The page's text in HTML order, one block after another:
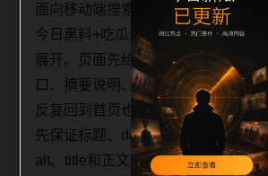
面向移动端搜索和站内连续阅读场
今日黑料+吃瓜免费合集、黑料合集
展开。页面先给出清晰主题，再补充
口、摘要说明、图片语义和可点击入
反复回到首页也能继续浏览同类内
先保证标题、description、canonical
alt、title和正文关键词保持一致，避